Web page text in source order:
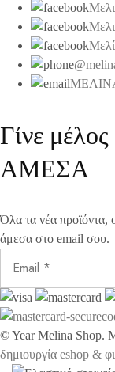
Γίνε
ΑΜΕΣΑ
Όλα τα νέα προϊόντα,
άμεσα στο email σου.
©YearMelina Shop.
δημιουργία eshop &